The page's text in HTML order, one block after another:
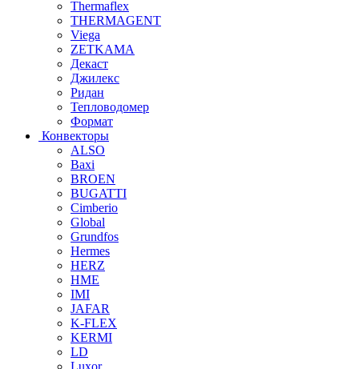
Thermaflex
THERMAGENT
Viega
ZETKAMA
Декаст
Джилекс
Ридан
Тепловодомер
Формат
Конвекторы
ALSO
Baxi
BROEN
BUGATTI
Cimberio
Global
Grundfos
Hermes
HERZ
HME
IMI
JAFAR
K-FLEX
KERMI
LD
Luxor